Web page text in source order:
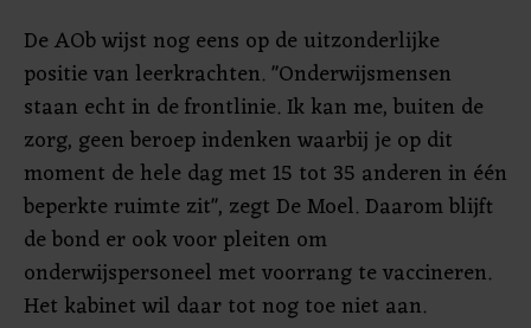
De AOb wijst nog eens op de uitzonderlijke
positie van leerkrachten. "Onderwijsmensen
staan echt in de frontlinie. Ik kan me, buiten de
zorg, geen beroep indenken waarbij je op dit
moment de hele dag met 15 tot 35 anderen in één
beperkte ruimte zit", zegt De Moel. Daarom blijft
de bond er ook voor pleiten om
onderwijspersoneel met voorrang te vaccineren.
Het kabinet wil daar tot nog toe niet aan.